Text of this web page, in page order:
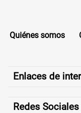
Quiénes somos
Enlaces de
Redes Sociales